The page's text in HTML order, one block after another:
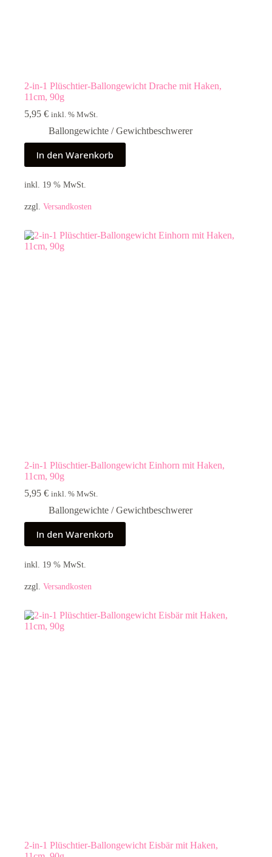
2-in-1 Plüschtier-Ballongewicht Drache mit Haken,
11cm, 90g
5,95 € inkl. % MwSt.
Ballongewichte / Gewichtbeschwerer
In den Warenkorb
inkl. 19 % MwSt.
zzgl. Versandkosten
2-in-1 Plüschtier-Ballongewicht Einhorn mit Haken,
11cm, 90g
5,95 € inkl. % MwSt.
Ballongewichte / Gewichtbeschwerer
In den Warenkorb
inkl. 19 % MwSt.
zzgl. Versandkosten
2-in-1 Plüschtier-Ballongewicht Eisbär mit Haken,